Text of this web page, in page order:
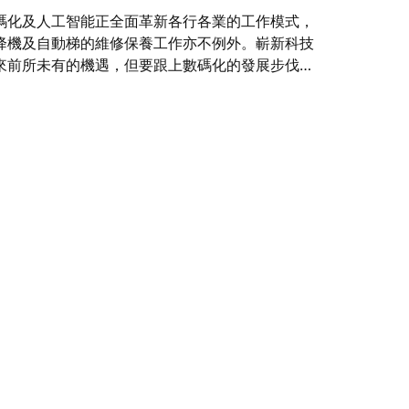
化及人工智能正全面革新各行各業的工作模式，
機及自動梯的維修保養工作亦不例外。嶄新科技
前所未有的機遇，但要跟上數碼化的發展步伐，